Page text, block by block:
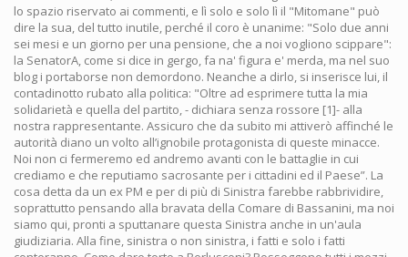
lo spazio riservato ai commenti, e lì solo e solo lì il "Mitomane" può
dire la sua, del tutto inutile, perché il coro è unanime: "Solo due anni
sei mesi e un giorno per una pensione, che a noi vogliono scippare":
la SenatorA, come si dice in gergo, fa na' figura e' merda, ma nel suo
blog i portaborse non demordono. Neanche a dirlo, si inserisce lui, il
contadinotto rubato alla politica: "Oltre ad esprimere tutta la mia
solidarietà e quella del partito, - dichiara senza rossore [1]- alla
nostra rappresentante. Assicuro che da subito mi attiverò affinché le
autorità diano un volto all’ignobile protagonista di queste minacce.
Noi non ci fermeremo ed andremo avanti con le battaglie in cui
crediamo e che reputiamo sacrosante per i cittadini ed il Paese”. La
cosa detta da un ex PM e per di più di Sinistra farebbe rabbrividire,
soprattutto pensando alla bravata della Comare di Bassanini, ma noi
siamo qui, pronti a sputtanare questa Sinistra anche in un'aula
giudiziaria. Alla fine, sinistra o non sinistra, i fatti e solo i fatti